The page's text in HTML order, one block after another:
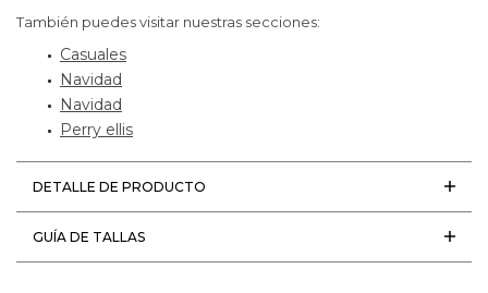
También puedes visitar nuestras secciones:
Casuales
Navidad
Navidad
Perry ellis
DETALLE DE PRODUCTO
GUÍA DE TALLAS